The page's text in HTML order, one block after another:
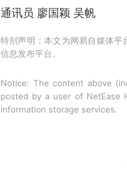
通讯员 廖国颖 吴帆
特别声明：本文为网易自媒体平
信息发布平台。
Notice: The content above
posted by a user of NetEase
information storage services.